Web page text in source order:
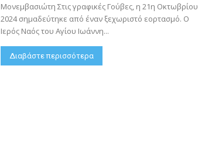
Μονεμβασιώτη Στις γραφικές Γούβες, η 21η Οκτωβρίου
2024 σημαδεύτηκε από έναν ξεχωριστό εορτασμό. Ο
Ιερός Ναός του Αγίου Ιωάννη...
Διαβάστε περισσότερα